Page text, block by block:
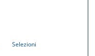
Selezioni